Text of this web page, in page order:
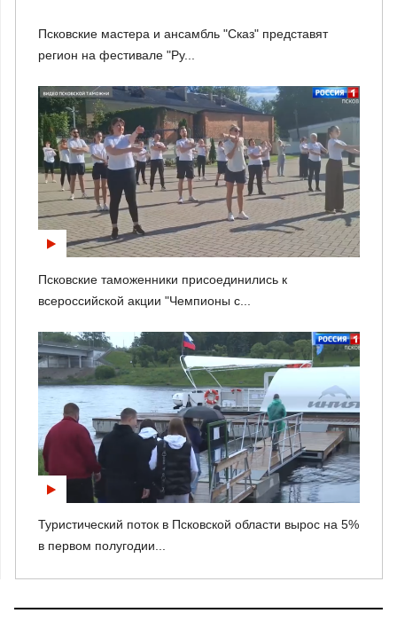
Псковские мастера и ансамбль "Сказ" представят
регион на фестивале "Ру...
Псковские таможенники присоединились к
всероссийской акции "Чемпионы с...
Туристический поток в Псковской области вырос на 5%
в первом полугодии...